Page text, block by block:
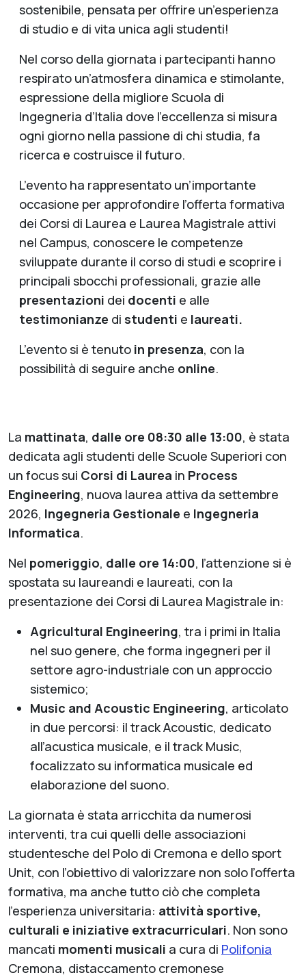
sostenibile, pensata per offrire un’esperienza
di studio e di vita unica agli studenti!
Nel corso della giornata i partecipanti hanno
respirato un’atmosfera dinamica e stimolante,
espressione della migliore Scuola di
Ingegneria d’Italia dove l’eccellenza si misura
ogni giorno nella passione di chi studia, fa
ricerca e costruisce il futuro.
L’evento ha rappresentato un’importante
occasione per approfondire l’offerta formativa
dei Corsi di Laurea e Laurea Magistrale attivi
nel Campus, conoscere le competenze
sviluppate durante il corso di studi e scoprire i
principali sbocchi professionali, grazie alle
presentazioni dei docenti e alle
testimonianze di studenti e laureati.
L’evento si è tenuto in presenza, con la
possibilità di seguire anche online.
La mattinata, dalle ore 08:30 alle 13:00, è stata
dedicata agli studenti delle Scuole Superiori con
un focus sui Corsi di Laurea in Process
Engineering, nuova laurea attiva da settembre
2026, Ingegneria Gestionale e Ingegneria
Informatica.
Nel pomeriggio, dalle ore 14:00, l’attenzione si è
spostata su laureandi e laureati, con la
presentazione dei Corsi di Laurea Magistrale in:
Agricultural Engineering, tra i primi in Italia
nel suo genere, che forma ingegneri per il
settore agro-industriale con un approccio
sistemico;
Music and Acoustic Engineering, articolato
in due percorsi: il track Acoustic, dedicato
all’acustica musicale, e il track Music,
focalizzato su informatica musicale ed
elaborazione del suono.
La giornata è stata arricchita da numerosi
interventi, tra cui quelli delle associazioni
studentesche del Polo di Cremona e dello sport
Unit, con l’obiettivo di valorizzare non solo l’offerta
formativa, ma anche tutto ciò che completa
l’esperienza universitaria: attività sportive,
culturali e iniziative extracurriculari. Non sono
mancati momenti musicali a cura di Polifonia
Cremona, distaccamento cremonese